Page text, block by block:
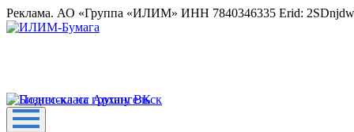
Реклама. АО «Группа «ИЛИМ» ИНН 7840346335 Erid: